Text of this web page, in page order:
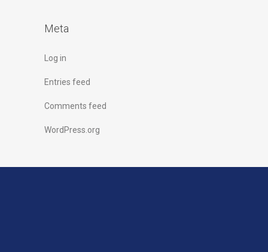
Meta
Log in
Entries feed
Comments feed
WordPress.org